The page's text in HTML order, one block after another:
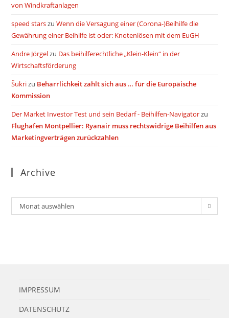
von Windkraftanlagen
speed starszuWenn die Versagung einer (Corona-)Beihilfe die
Gewährung einer Beihilfe ist oder: Knotenlösen mit dem EuGH
Andre Jörgelzu Das beihilferechtliche „Klein-Klein“ in der
Wirtschaftsförderung
Šukrizu Beharrlichkeit zahlt sich aus … für die Europäische
Kommission
Der Market Investor Test und sein Bedarf - Beihilfen-Navigatorzu
Flughafen Montpellier: Ryanair muss rechtswidrige Beihilfen aus
Marketingverträgen zurückzahlen
Archive
Archiv
Monat auswählen
IMPRESSUM
DATENSCHUTZ